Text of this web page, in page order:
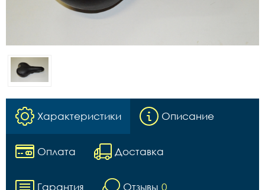
Характеристики Описание
Оплата Доставка
Гарантия Отзывы 0